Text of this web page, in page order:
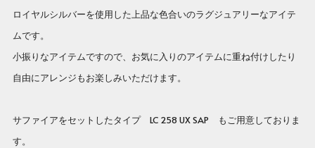
ロイヤルシルバーを使用した上品な色合いのラグジュアリーなアイテ
ムです。
小振りなアイテムですので、お気に入りのアイテムに重ね付けしたり
自由にアレンジもお楽しみいただけます。
サファイアをセットしたタイプ LC 258 UX SAP もご用意しておりま
す。